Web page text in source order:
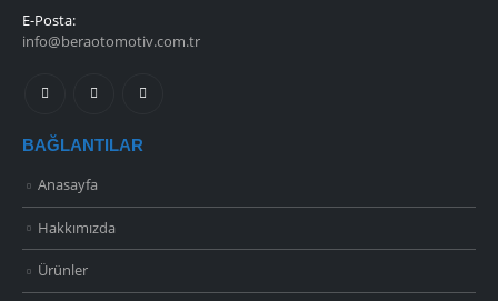
E-Posta:
info@beraotomotiv.com.tr
BAĞLANTILAR
Anasayfa
Hakkımızda
Ürünler